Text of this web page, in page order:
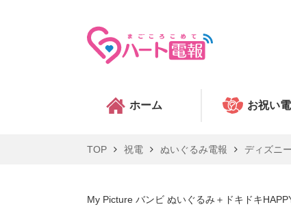
ホーム お祝い
TOP 祝電 ぬいぐるみ電報 ディズニー
My Picture バンビ ぬいぐるみ＋ドキドキ